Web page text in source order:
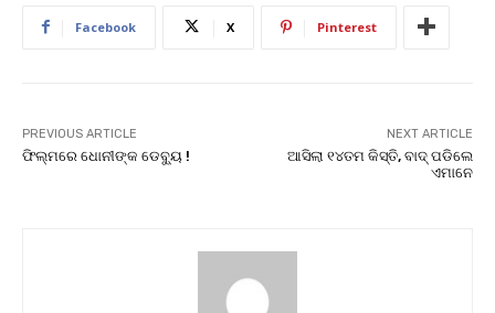
Facebook X Pinterest
PREVIOUS ARTICLE
ଫିଲ୍ମରେ ଧୋନୀଙ୍କ ଡେବ୍ୟୁ !
NEXT ARTICLE
ଆସିଲା ୧୪ତମ କିସ୍ତି, ବାଦ୍ ପଡିଲେ
ଏମାନେ